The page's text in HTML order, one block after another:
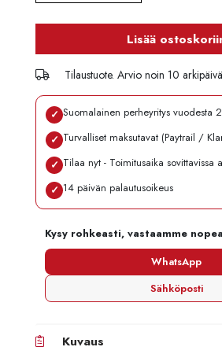
Lisää
Tilaustuote. Arvio noin 10
✓ Suomalainen perheyritys vuodesta
✓ Turvalliset maksutavat (Paytrail /
✓ Tilaa nyt - Toimitusaika sovittavissa
✓ 14 päivän palautusoikeus
Kysy rohkeasti, vastaamme
WhatsApp
Sähköposti
Kuvaus